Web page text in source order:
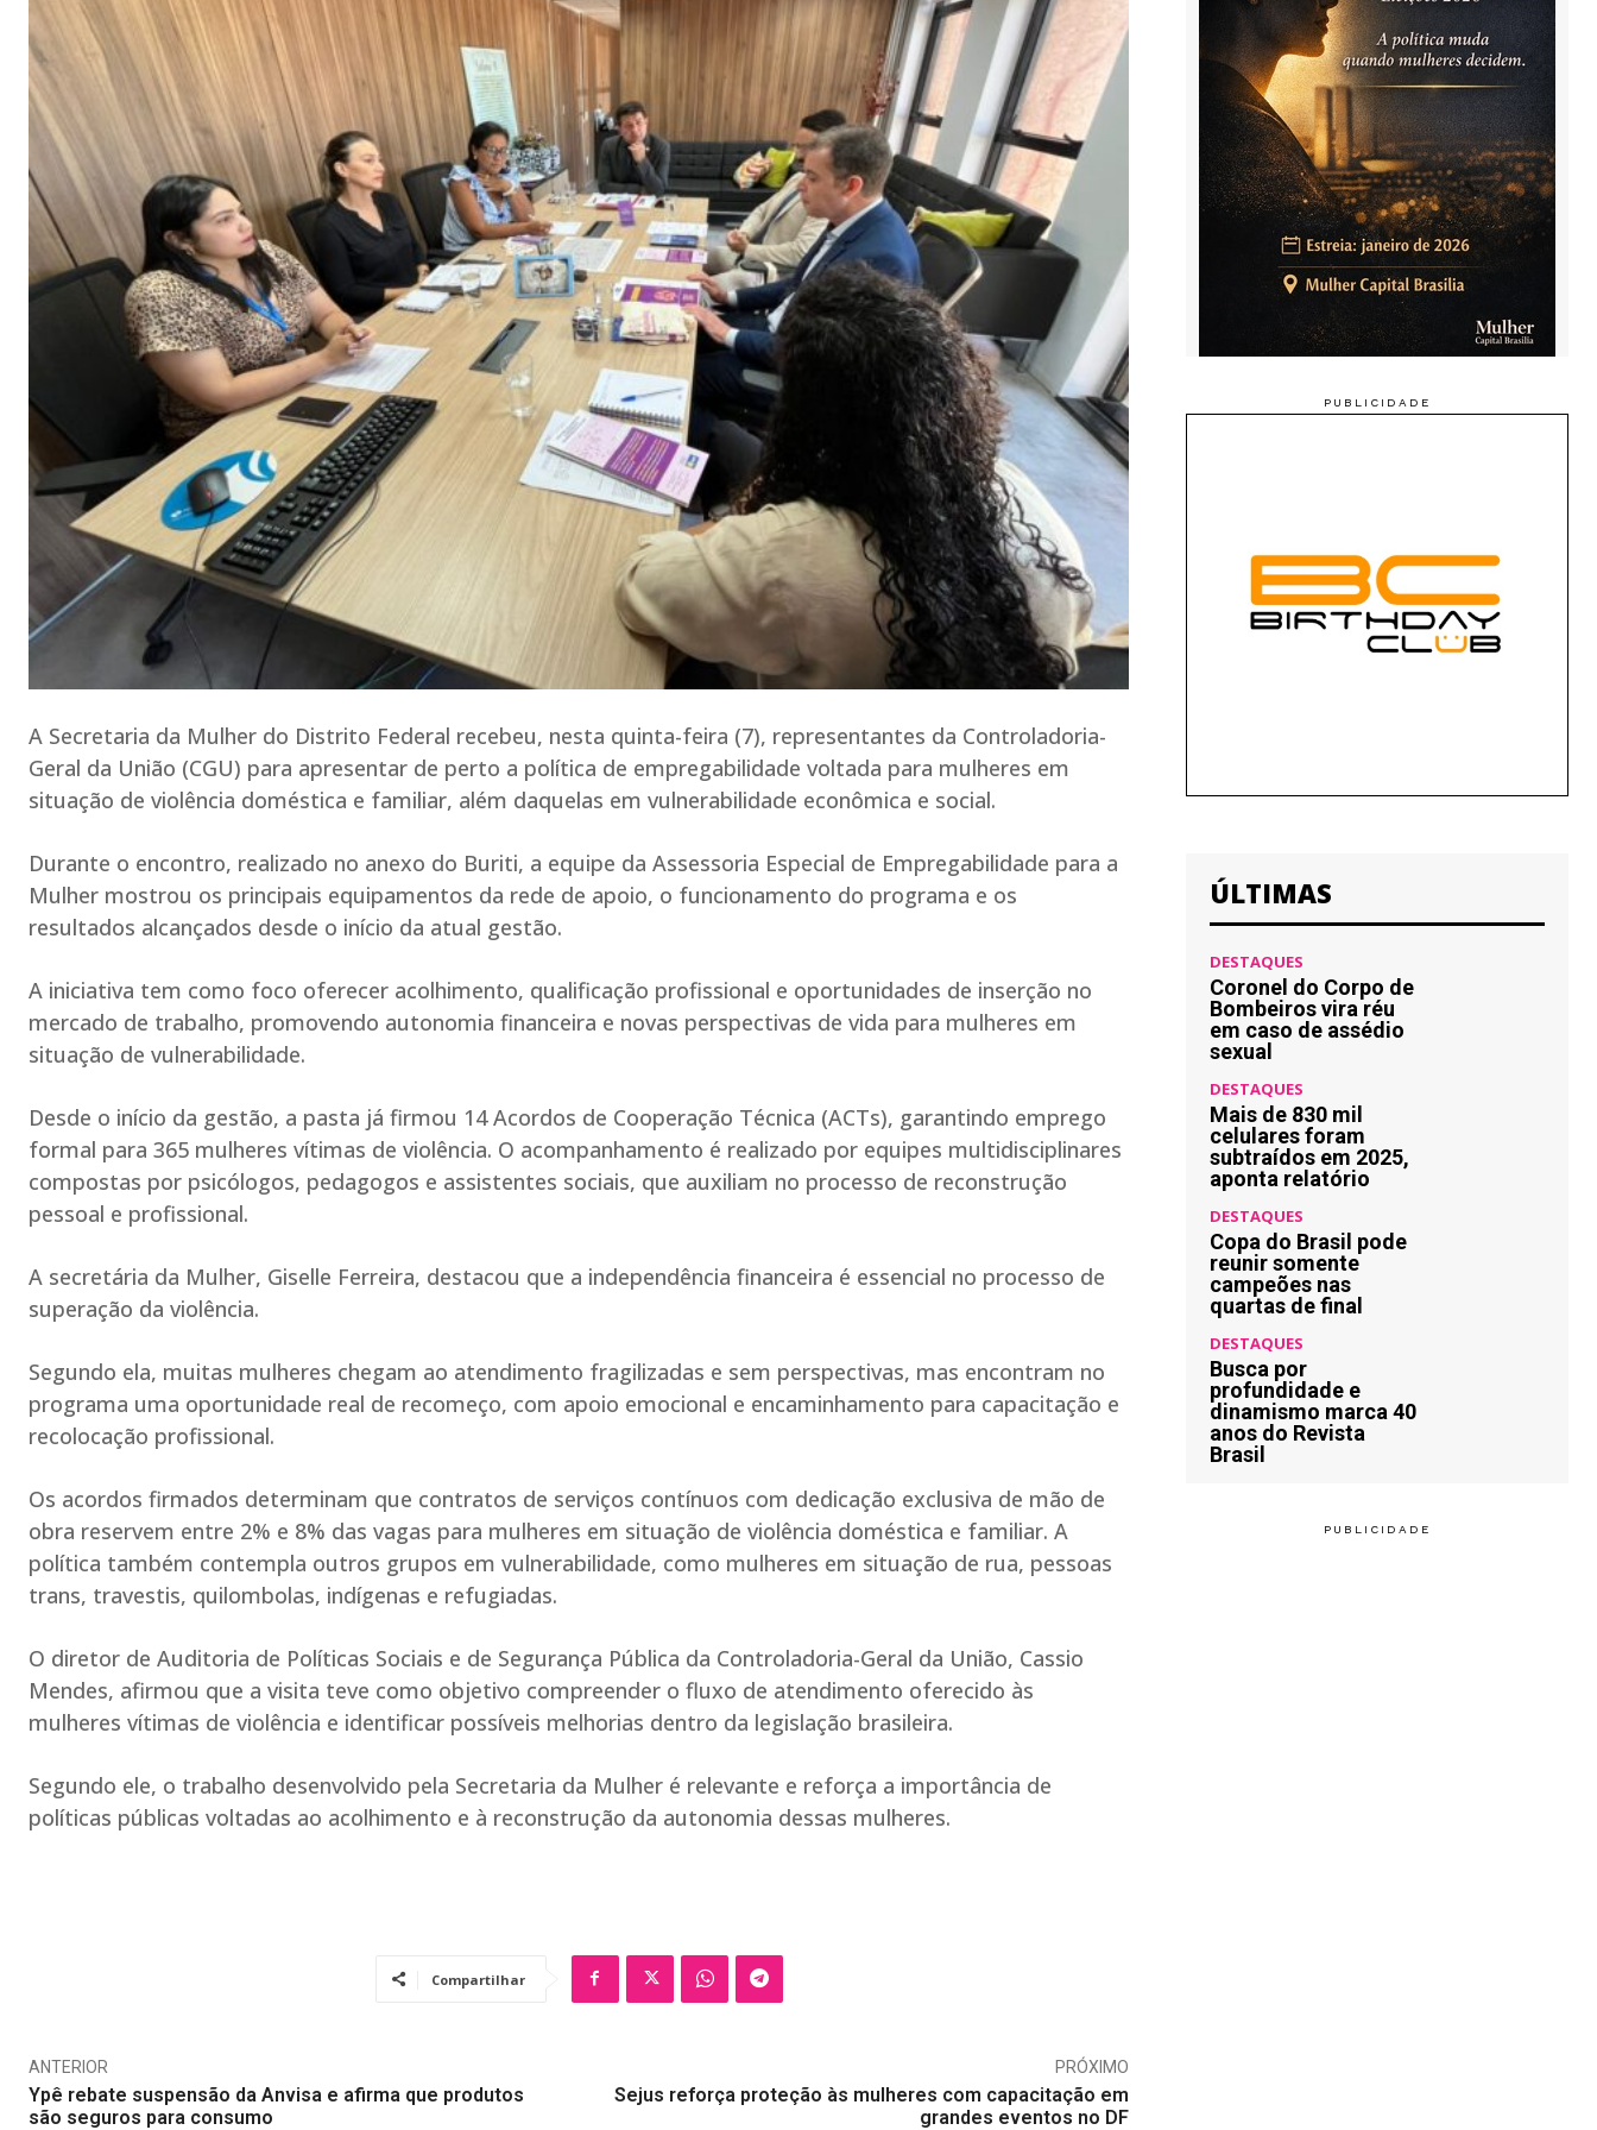
A Secretaria da Mulher do Distrito Federal recebeu, nesta quinta-feira (7), representantes da Controladoria-
Geral da União (CGU) para apresentar de perto a política de empregabilidade voltada para mulheres em
situação de violência doméstica e familiar, além daquelas em vulnerabilidade econômica e social.
Durante o encontro, realizado no anexo do Buriti, a equipe da Assessoria Especial de Empregabilidade para a
Mulher mostrou os principais equipamentos da rede de apoio, o funcionamento do programa e os
resultados alcançados desde o início da atual gestão.
A iniciativa tem como foco oferecer acolhimento, qualificação profissional e oportunidades de inserção no
mercado de trabalho, promovendo autonomia financeira e novas perspectivas de vida para mulheres em
situação de vulnerabilidade.
Desde o início da gestão, a pasta já firmou 14 Acordos de Cooperação Técnica (ACTs), garantindo emprego
formal para 365 mulheres vítimas de violência. O acompanhamento é realizado por equipes multidisciplinares
compostas por psicólogos, pedagogos e assistentes sociais, que auxiliam no processo de reconstrução
pessoal e profissional.
A secretária da Mulher, Giselle Ferreira, destacou que a independência financeira é essencial no processo de
superação da violência.
Segundo ela, muitas mulheres chegam ao atendimento fragilizadas e sem perspectivas, mas encontram no
programa uma oportunidade real de recomeço, com apoio emocional e encaminhamento para capacitação e
recolocação profissional.
Os acordos firmados determinam que contratos de serviços contínuos com dedicação exclusiva de mão de
obra reservem entre 2% e 8% das vagas para mulheres em situação de violência doméstica e familiar. A
política também contempla outros grupos em vulnerabilidade, como mulheres em situação de rua, pessoas
trans, travestis, quilombolas, indígenas e refugiadas.
O diretor de Auditoria de Políticas Sociais e de Segurança Pública da Controladoria-Geral da União, Cassio
Mendes, afirmou que a visita teve como objetivo compreender o fluxo de atendimento oferecido às
mulheres vítimas de violência e identificar possíveis melhorias dentro da legislação brasileira.
Segundo ele, o trabalho desenvolvido pela Secretaria da Mulher é relevante e reforça a importância de
políticas públicas voltadas ao acolhimento e à reconstrução da autonomia dessas mulheres.
Compartilhar
ANTERIOR
Ypê rebate suspensão da Anvisa e afirma que produtos
são seguros para consumo
PRÓXIMO
Sejus reforça proteção às mulheres com capacitação em
grandes eventos no DF
ÚLTIMAS
DESTAQUES
Coronel do Corpo de
Bombeiros vira réu
em caso de assédio
sexual
DESTAQUES
Mais de 830 mil
celulares foram
subtraídos em 2025,
aponta relatório
DESTAQUES
Copa do Brasil pode
reunir somente
campeões nas
quartas de final
DESTAQUES
Busca por
profundidade e
dinamismo marca 40
anos do Revista
Brasil